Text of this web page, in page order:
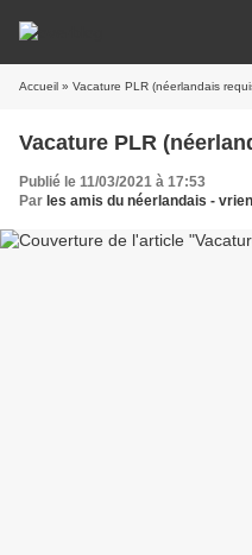
Accueil » Vacature PLR (néerlandais
Vacature PLR
Publié le 11/03/2021 à 17:53
Par les amis du néerlandais -